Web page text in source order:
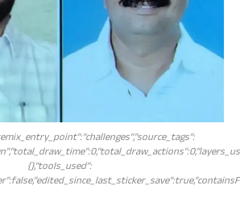
{},"tools_used":